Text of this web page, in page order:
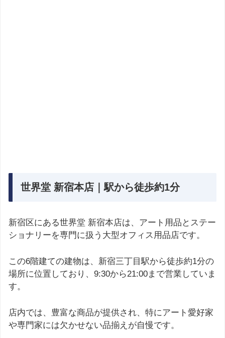
世界堂 新宿本店｜駅から徒歩約1分
新宿区にある世界堂 新宿本店は、アート用品とステー
ショナリーを専門に扱う大型オフィス用品店です。
この6階建ての建物は、新宿三丁目駅から徒歩約1分の
場所に位置しており、9:30から21:00まで営業していま
す。
店内では、豊富な商品が提供され、特にアート愛好家
や専門家には欠かせない品揃えが自慢です。